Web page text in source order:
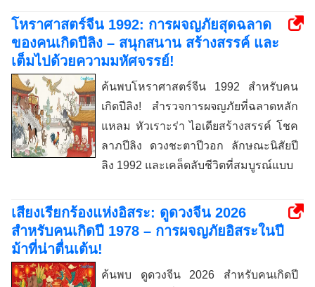
โหราศาสตร์จีน 1992: การผจญภัยสุดฉลาด
ของคนเกิดปีลิง – สนุกสนาน สร้างสรรค์ และ
เต็มไปด้วยความมหัศจรรย์!
ค้นพบโหราศาสตร์จีน 1992 สำหรับคน
เกิดปีลิง! สำรวจการผจญภัยที่ฉลาดหลัก
แหลม หัวเราะร่า ไอเดียสร้างสรรค์ โชค
ลาภปีลิง ดวงชะตาปีวอก ลักษณะนิสัยปี
ลิง 1992 และเคล็ดลับชีวิตที่สมบูรณ์แบบ
เสียงเรียกร้องแห่งอิสระ: ดูดวงจีน 2026
สำหรับคนเกิดปี 1978 – การผจญภัยอิสระในปี
ม้าที่น่าตื่นเต้น!
ค้นพบ ดูดวงจีน 2026 สำหรับคนเกิดปี